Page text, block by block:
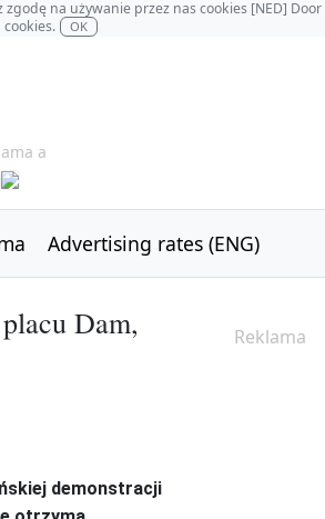
na używanie przez nas cookies [NED]
OK
a
Advertising rates (ENG)
Dam,
demonstracji
Reklama